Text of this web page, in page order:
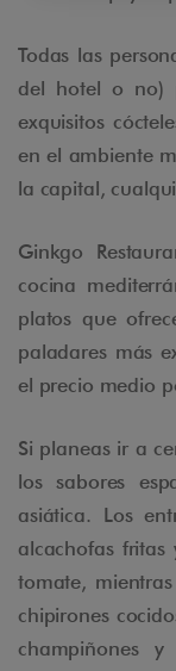
Todas las
del hotel o no)
exquisitos
en el ambiente
la capital,
Ginkgo
cocina
platos que
paladares más
el precio medio
Si planeas ir a
los sabores
asiática. Los
alcachofas
tomate,
chipirones
champiñones